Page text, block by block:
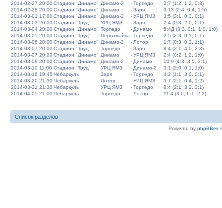
2014-02-27 20:00Стадион "Динамо" Динамо-2 -Торпедо
2:7 (1:2, 1:2, 0:3)
2014-02-28 20:00Стадион "Динамо" Динамо -Заря
3:13 (2:4, 0:4, 1:5)
2014-03-01 17:00Стадион "Динамо" Динамо-2 -УРЦ ЯМЗ
3:5 (3:1, 0:3, 0:1)
2014-03-03 20:00Стадион "Труд" УРЦ ЯМЗ -Заря
2:4 (0:3, 2:0, 0:1)
2014-03-04 20:00Стадион "Динамо" Торпедо - Динамо
5:4Д (3:3, 0:1, 1:0, 1:0)
2014-03-05 20:00Стадион "Труд" Первомайка -Торпедо
2:5 (2:3, 0:1, 0:1)
2014-03-06 20:00Стадион "Динамо" Динамо-2 - Лотор
1:7 (0:3, 0:3, 1:1)
2014-03-07 20:00Стадион "Труд" Торпедо -Заря
8:4 (2:1, 4:0, 2:3)
2014-03-07 20:00Стадион "Динамо" Динамо -УРЦ ЯМЗ
2:4 (0:2, 1:2, 1:0)
2014-03-08 20:00Стадион "Динамо" Динамо-2 - Динамо
10:9 (4:3, 3:5, 3:1)
2014-03-10 11:00 Стадион "Труд" УРЦ ЯМЗ - Динамо-2
3:1 (2:0, 0:1, 1:0)
2014-03-16 19:45 Чебаркуль Заря -Торпедо
4:2 (1:1, 3:0, 0:1)
2014-03-20 21:30Чебаркуль Лотор -УРЦ ЯМЗ
3:7 (2:1, 0:4, 1:2)
2014-03-31 21:30Чебаркуль УРЦ ЯМЗ -Торпедо
8:4 (2:1, 3:2, 3:1)
2014-04-05 21:00Чебаркуль Торпедо - Лотор 11:4 (3:0, 6:1, 2:3)
Список разделов
Powered by phpBBex